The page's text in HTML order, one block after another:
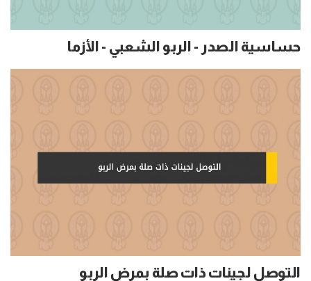
حساسية الصدر - الربو الشعبي - الأزما
التوصل لجينات ذات صلة بمرض الربو